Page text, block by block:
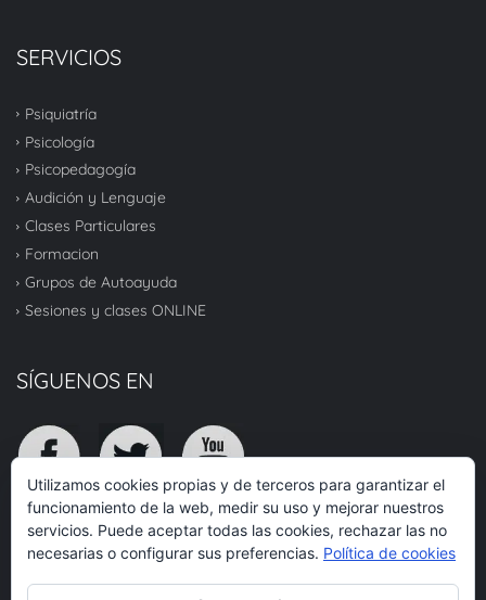
SERVICIOS
Psiquiatría
Psicología
Psicopedagogía
Audición y Lenguaje
Clases Particulares
Formacion
Grupos de Autoayuda
Sesiones y clases ONLINE
SÍGUENOS EN
TOP
Utilizamos cookies propias y de terceros para garantizar el
funcionamiento de la web, medir su uso y mejorar nuestros
servicios. Puede aceptar todas las cookies, rechazar las no
necesarias o configurar sus preferencias. Política de cookies